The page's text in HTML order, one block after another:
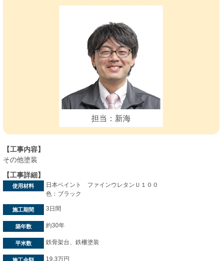
担当：新海
【工事内容】
その他塗装
【工事詳細】
使用材料
日本ペイント ファインウレタンＵ１００
色：ブラック
施工期間 3日間
築年数 約30年
平米数 鉄骨架台、鉄柵塗装
施工金額 19.3万円